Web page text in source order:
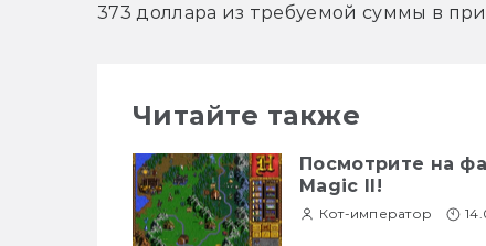
373 доллара из требуемой суммы в
Читайте также
Посмотрите на
Magic II!
Кот-император